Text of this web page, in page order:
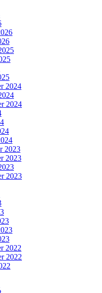
2024
2024
2023
2023
2023
2022
2022